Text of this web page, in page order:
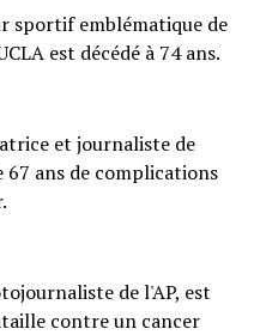
sportif emblématique de
est décédé à 74 ans.
et journaliste de
67 ans de complications
de l'AP, est
contre un cancer